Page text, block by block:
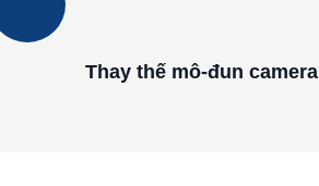
Thay thế mô-đun